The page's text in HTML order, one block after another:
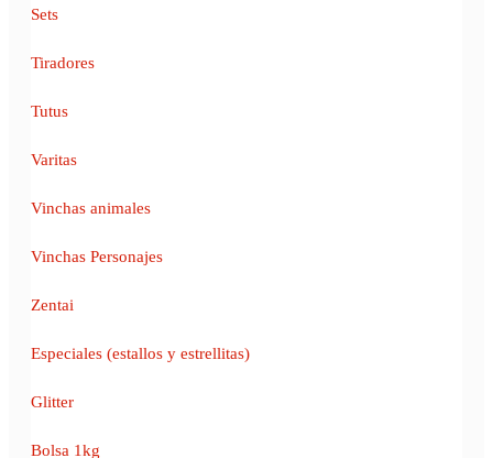
Sets
Tiradores
Tutus
Varitas
Vinchas animales
Vinchas Personajes
Zentai
Especiales (estallos y estrellitas)
Glitter
Bolsa 1kg